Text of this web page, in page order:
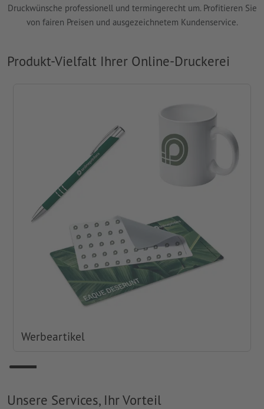
Druckwünsche professionell und termingerecht um. Profitieren Sie
von fairen Preisen und ausgezeichnetem Kundenservice.
Produkt-Vielfalt Ihrer Online-Druckerei
Werbeartikel
Unsere Services, Ihr Vorteil